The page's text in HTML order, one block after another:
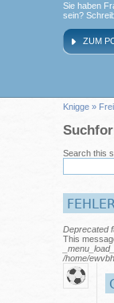
Sie haben
sein?
ZUM
Knigge »
Search this
Deprecated
This
/home/